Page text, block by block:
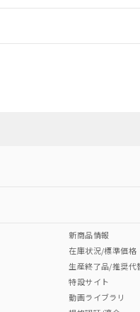
例
例
新商品情報
在庫状況/標準価格
生産終了品/推奨代
特設サイト
動画ライブラリ